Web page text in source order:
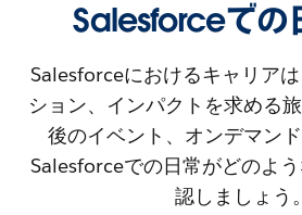
Salesforceでの
Salesforceにおけるキャリア
ション、インパクトを求める
後のイベント、オンデマンド
Salesforceでの日常がどのよ
認しましょう。